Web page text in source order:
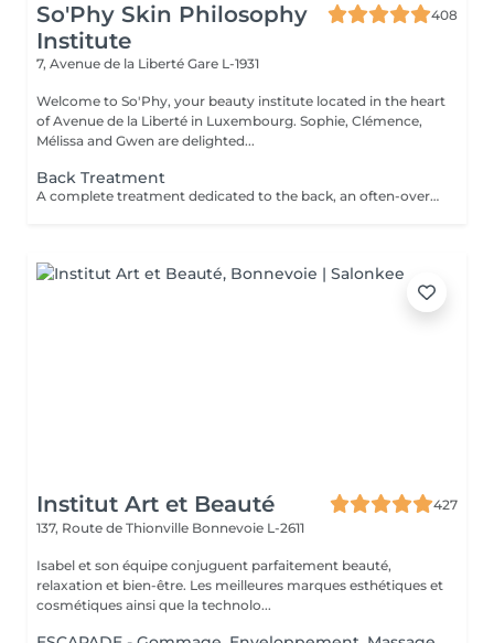
So'Phy Skin Philosophy
Institute
408
7, Avenue de la Liberté Gare L-1931
Welcome to So'Phy, your beauty institute located in the heart
of Avenue de la Liberté in Luxembourg. Sophie, Clémence,
Mélissa and Gwen are delighted...
Back Treatment
A complete treatment dedicated to the back, an often-overlooked area that can be prone to tension and imperfections. The treatment begins with cleansing and exfoliation to purify the skin, refine its texture and improve its overall appearance. Depending on your needs and the selected duration (30 or 60 minutes), more targeted work may be performed to deeply cleanse and rebalance the skin. The treatment ends with a relaxing massage to release accumulated tension and provide an immediate sense of well-being. The skin feels clearer, smoother, and the back deeply relaxed. An ideal treatment to care for this often-neglected area while enjoying a moment of relaxation.
Institut Art et Beauté
427
137, Route de Thionville Bonnevoie L-2611
Isabel et son équipe conjuguent parfaitement beauté,
relaxation et bien-être. Les meilleures marques esthétiques et
cosmétiques ainsi que la technolo...